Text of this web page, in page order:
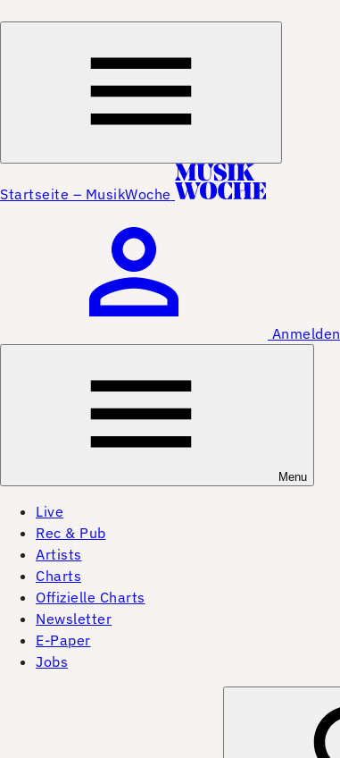
Startseite – MusikWoche
Anmelden
Menu
Live
Rec & Pub
Artists
Charts
Offizielle Charts
Newsletter
E-Paper
Jobs